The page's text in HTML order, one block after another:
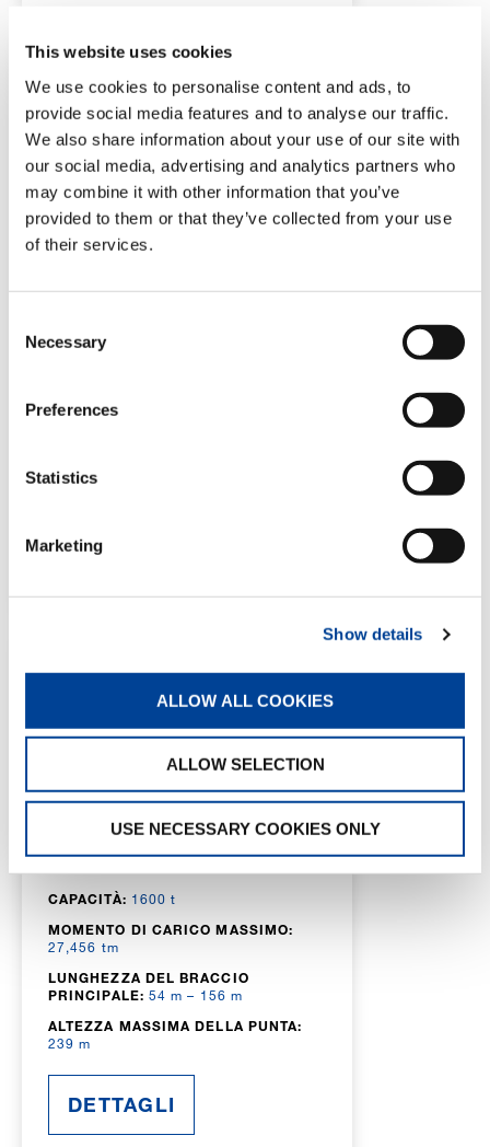
This website uses cookies
We use cookies to personalise content and ads, to
provide social media features and to analyse our traffic.
We also share information about your use of our site with
our social media, advertising and analytics partners who
may combine it with other information that you’ve
provided to them or that they’ve collected from your use
of their services.
Selection
Necessary
Preferences
Statistics
Marketing
Show details
ALLOW ALL COOKIES
ALLOW SELECTION
USE NECESSARY COOKIES ONLY
CC 78.1250-1
CAPACITÀ:1250 t
17,900 tm
SPECIFICHE
CC 88.1600-1
CAPACITÀ: 1600 t
MOMENTO DI CARICO MASSIMO:
27,456 tm
LUNGHEZZA DEL BRACCIO
PRINCIPALE: 54 m – 156 m
ALTEZZA MASSIMA DELLA PUNTA:
239 m
DETTAGLI